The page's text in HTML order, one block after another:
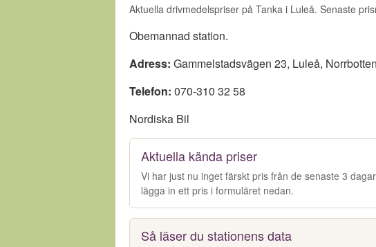
Aktuella drivmedelspriser på Tanka i Luleå. Senaste
Obemannad station.
Adress: Gammelstadsvägen 23, Luleå,
Telefon: 070-310 32 58
Nordiska Bil
Aktuella kända priser
Vi har just nu inget färskt pris från de senaste 3
lägga in ett pris i formuläret nedan.
Så läser du stationens data